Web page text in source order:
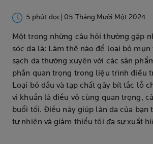
5 phút đọc | 05 Tháng Mười Một 2024
Một trong những câu hỏi thường gặp
sóc da là: Làm thế nào để loại bỏ mụn
sạch da thường xuyên với các sản
phần quan trọng trong liệu trình điều
Loại bỏ dầu và tạp chất gây bít tắc lỗ
vi khuẩn là điều vô cùng quan trọng,
buổi tối. Điều này giúp làn da của bạn
tự nhiên và giảm thiểu tối đa sự xuất